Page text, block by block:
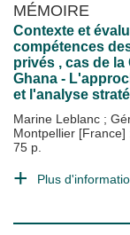
MÉMOIRE
Contexte et
compétences
privés , cas de
Ghana -
et l'analyse
Marine Leblanc ;
Montpellier [France]
75 p.
Plus